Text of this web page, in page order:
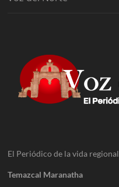
El Periódico de la vida regional
Temazcal Maranatha